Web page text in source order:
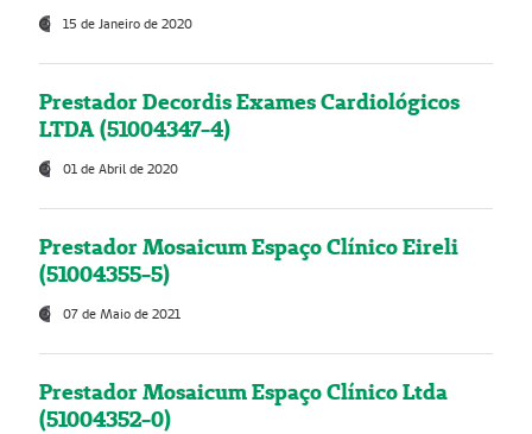
15 de Janeiro de 2020
Prestador Decordis Exames Cardiológicos
LTDA (51004347-4)
01 de Abril de 2020
Prestador Mosaicum Espaço Clínico Eireli
(51004355-5)
07 de Maio de 2021
Prestador Mosaicum Espaço Clínico Ltda
(51004352-0)